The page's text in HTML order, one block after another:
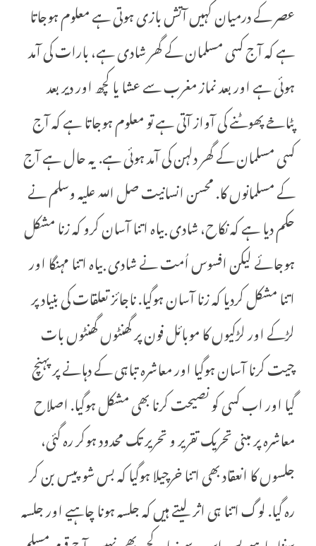
عصر کے درمیان کہیں آتش بازی ہوتی ہے معلوم ہوجاتا
ہے کہ آج کسی مسلمان کے گھر شادی ہے، بارات کی آمد
ہوئی ہے اور بعد نماز مغرب سے عشا یا کچھ اور دیر بعد
پٹاخے پھوٹنے کی آواز آتی ہے تو معلوم ہوجاتا ہے کہ آج
کسی مسلمان کے گھر دلہن کی آمد ہوئی ہے. یہ حال ہے آج
کے مسلمانوں کا. محسن انسانیت صل اللہ علیہ وسلم نے
حکم دیا ہے کہ نکاح، شادی بیاہ اتنا آسان کرو کہ زنا مشکل
ہوجائے لیکن افسوس اُمت نے شادی بیاہ اتنا مہنگا اور
اتنا مشکل کردیا کہ زنا آسان ہوگیا. ناجائز تعلقات کی بنیاد پر
لڑکے اور لڑکیوں کا موبائل فون پر گھنٹوں گھنٹوں بات
چیت کرنا آسان ہوگیا اور معاشرہ تباہی کے دہانے پر پہنچ
گیا اور اب کسی کو نصیحت کرنا بھی مشکل ہوگیا. اصلاح
معاشرہ پر مبنی تحریک تقریر و تحریر تک محدود ہوکر رہ گئی،
جلسوں کا انعقاد بھی اتنا خرچیلا ہوگیا کہ بس شو پیس بن کر
رہ گیا. لوگ اتنا ہی اثر لیتے ہیں کہ جلسہ ہونا چاہیے اور جلسہ